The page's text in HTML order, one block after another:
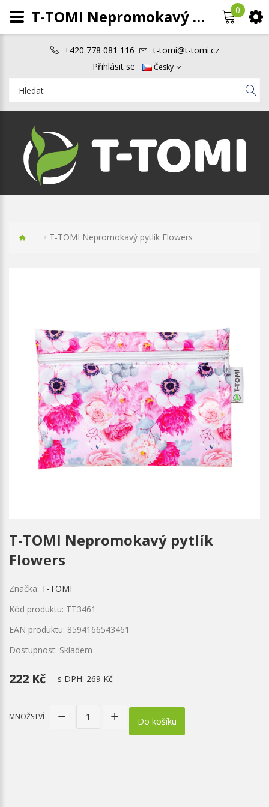
+420 778 081 116
t-tomi@t-tomi.cz
Přihlásit se
Česky
0
T-TOMI Nepromokavý pytlík Flowers
T-TOMI Nepromokavý pytlík
Flowers
Značka: T-TOMI
Kód produktu: TT3461
EAN produktu: 8594166543461
Dostupnost: Skladem
222 Kč s DPH: 269 Kč
MNOŽSTVÍ Do košíku
T-TOMI Nepromokavý pytlík Flowers